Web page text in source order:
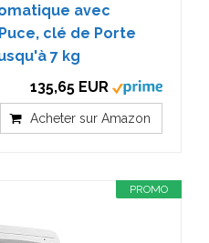
avec
clé de Porte
7 kg
135,65 EUR
Acheter sur Amazon
PROMO